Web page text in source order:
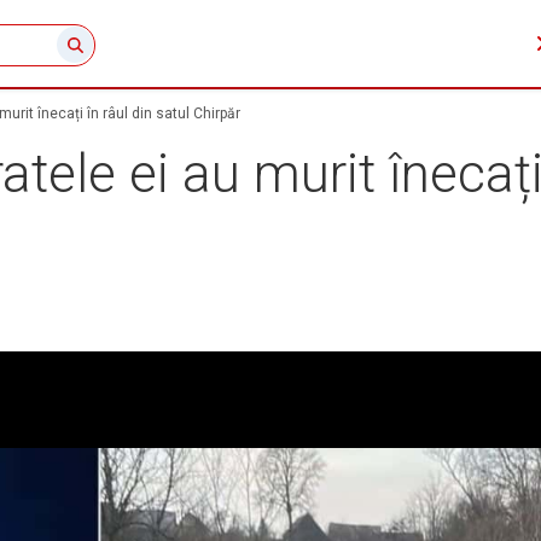
înecați în râul din satul Chirpăr
ei au murit